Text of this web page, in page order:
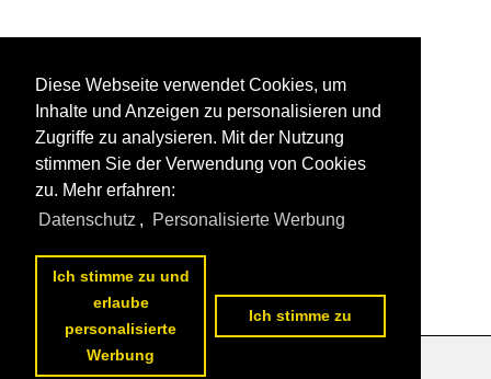
Diese Webseite verwendet Cookies, um
Inhalte und Anzeigen zu personalisieren und
Zugriffe zu analysieren. Mit der Nutzung
stimmen Sie der Verwendung von Cookies
zu. Mehr erfahren:
Datenschutz , Personalisierte Werbung
Ich stimme zu und
erlaube
personalisierte
Werbung
Ich stimme zu